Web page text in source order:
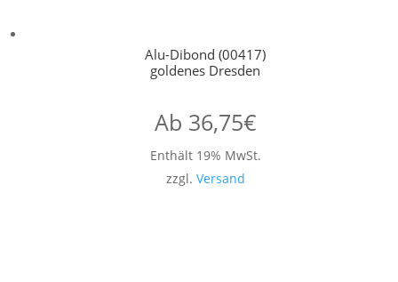
Alu-Dibond (00417)
goldenes Dresden
Ab 36,75€
Enthält 19% MwSt.
zzgl. Versand